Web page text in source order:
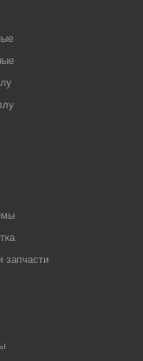
запчасти